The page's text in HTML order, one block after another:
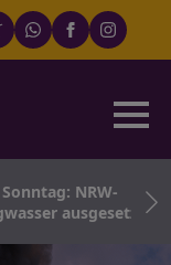
NRW-
ausgesetzt